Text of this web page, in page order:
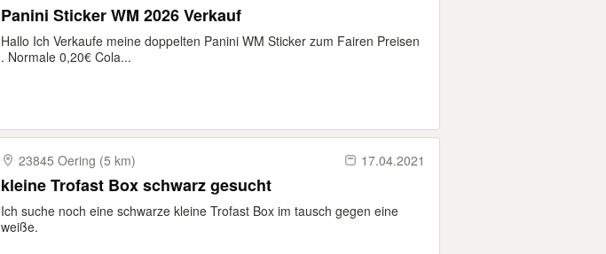
Panini Sticker WM 2026 Verkauf
Hallo Ich Verkaufe meine doppelten Panini WM Sticker zum Fairen Preisen
. Normale 0,20€ Cola...
23845 Oering (5 km) 17.04.2021
kleine Trofast Box schwarz gesucht
Ich suche noch eine schwarze kleine Trofast Box im tausch gegen eine
weiße.